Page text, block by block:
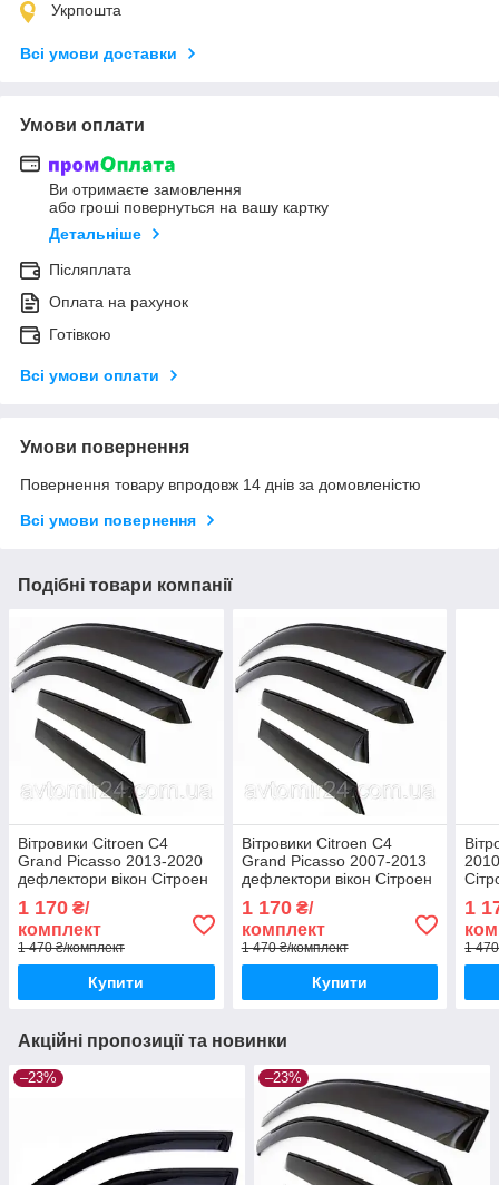
Укрпошта
Всі умови доставки
Умови оплати
Ви отримаєте замовлення
або гроші повернуться на вашу картку
Детальніше
Післяплата
Оплата на рахунок
Готівкою
Всі умови оплати
Умови повернення
Повернення товару впродовж 14 днів за домовленістю
Всі умови повернення
Подібні товари компанії
Вітровики Citroen C4
Grand Picasso 2013-2020
дефлектори вікон Сітроен
(комплект 4шт)
1 170 ₴/
комплект
1 470 ₴/комплект
Купити
Вітровики Citroen C4
Grand Picasso 2007-2013
дефлектори вікон Сітроен
(комплект 4шт)
1 170₴/
комплект
1 470 ₴/комплект
Купити
1
1
Акційні пропозиції та новинки
–23% –23%